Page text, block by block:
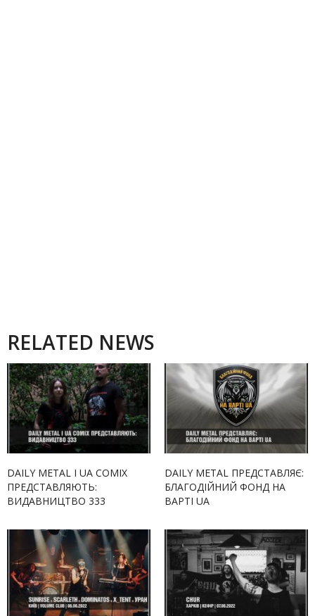
RELATED NEWS
DAILY METAL І UA COMIX
ПРЕДСТАВЛЯЮТЬ:
ВИДАВНИЦТВО 333
DAILY METAL ПРЕДСТАВЛЯЄ:
БЛАГОДІЙНИЙ ФОНД НА
ВАРТІ UA